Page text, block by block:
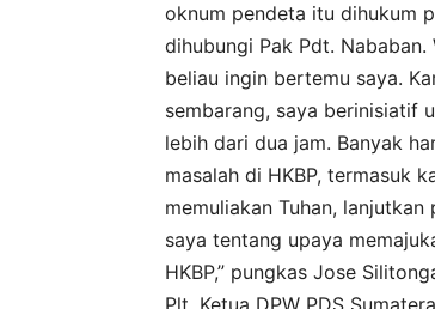
oknum pendeta itu dihukum
dihubungi Pak Pdt.
beliau ingin bertemu saya.
sembarang, saya berinisiatif
lebih dari dua jam. Banyak
masalah di HKBP, termasuk
memuliakan Tuhan,
saya tentang upaya
HKBP,” pungkas Jose
Plt. Ketua DPW PDS